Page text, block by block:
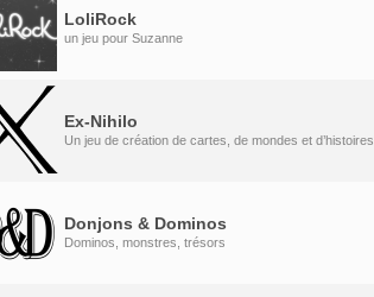
LoliRock
un jeu pour Suzanne
Ex-Nihilo
Un jeu de création de cartes, de mondes et d’histoires
Donjons & Dominos
Dominos, monstres, trésors